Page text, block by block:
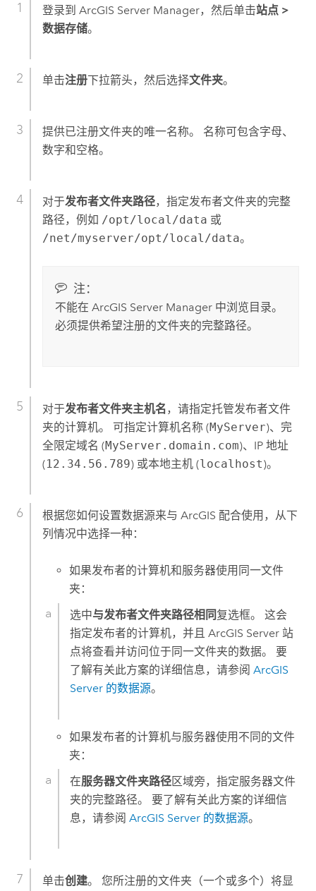
登录到 ArcGIS Server Manager，然后单击站点 >
数据存储。
单击注册下拉箭头，然后选择文件夹。
提供已注册文件夹的唯一名称。 名称可包含字母、
数字和空格。
对于发布者文件夹路径，指定发布者文件夹的完整
路径，例如 /opt/local/data 或
/net/myserver/opt/local/data。
注：
不能在 ArcGIS Server Manager中浏览目录。
必须提供希望注册的文件夹的完整路径。
对于发布者文件夹主机名，请指定托管发布者文件
夹的计算机。 可指定计算机名称 (MyServer)、完
全限定域名 (MyServer.domain.com)、IP 地址
(12.34.56.789) 或本地主机 (localhost)。
根据您如何设置数据源来与 ArcGIS 配合使用，从下
列情况中选择一种：
如果发布者的计算机和服务器使用同一文件
夹：
选中与发布者文件夹路径相同 复选框。 这会
指定发布者的计算机，并且ArcGIS Server 站
点将查看并访问位于同一文件夹的数据。 要
了解有关此方案的详细信息，请参阅ArcGIS
Server 的数据源。
如果发布者的计算机与服务器使用不同的文件
夹：
在服务器文件夹路径区域旁，指定服务器文件
夹的完整路径。 要了解有关此方案的详细信
息，请参阅ArcGIS Server 的数据源。
单击创建。 您所注册的文件夹（一个或多个）将显